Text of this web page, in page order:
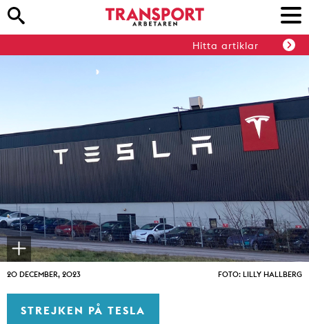
Hitta artiklar
20 DECEMBER, 2023 FOTO: LILLY HALLBERG
STREJKEN PÅ TESLA